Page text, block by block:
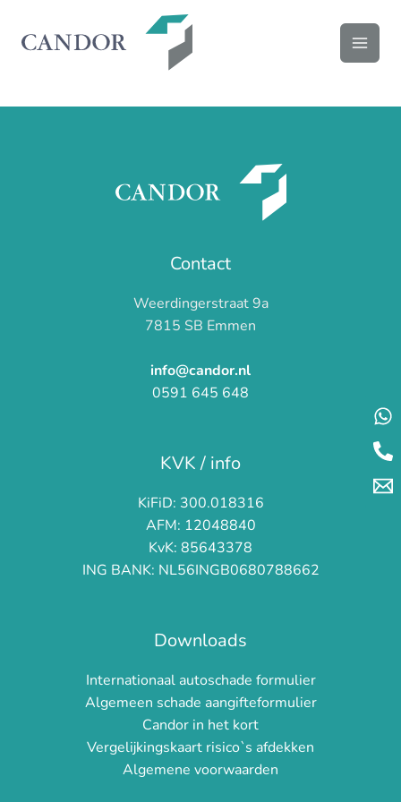
naar
Contact
Weerdingerstraat 9a
7815 SB Emmen
info@candor.nl
0591 645 648
KVK / info
KiFiD: 300.018316
AFM: 12048840
KvK: 85643378
ING BANK: NL56INGB0680788662
Downloads
Internationaal autoschade formulier
Algemeen schade aangifteformulier
Candor in het kort
Vergelijkingskaart risico`s afdekken
Algemene voorwaarden